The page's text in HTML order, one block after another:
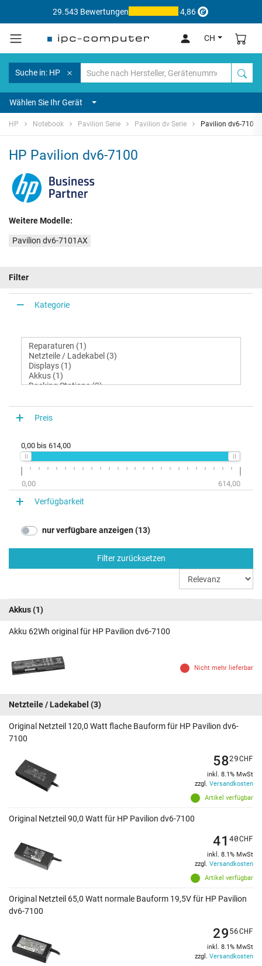
29.543 Bewertungen 4,86
CH
Suche in: HP
Wählen Sie Ihr Gerät
HP Notebook Pavilion Serie Pavilion dv Serie Pavilion dv6-7100
HP Pavilion dv6-7100
Weitere Modelle:
Pavilion dv6-7101AX
Filter
Kategorie
Preis
0,00 bis 614,00
0,00 614,00
Verfügbarkeit
nur verfügbare anzeigen (13)
Filter zurücksetzen
Akkus(1)
Akku 62Wh original für HP Pavilion dv6-7100
Nicht mehr lieferbar
Netzteile / Ladekabel (3)
Original Netzteil 120,0 Watt flache Bauform für HP Pavilion dv6-
7100
Artikel verfügbar
5829CHF
inkl. 8.1% MwSt
zzgl. Versandkosten
Original Netzteil 90,0 Watt für HP Pavilion dv6-7100
Artikel verfügbar
41 40CHF
inkl. 8.1% MwSt
zzgl. Versandkosten
Original Netzteil 65,0 Watt normale Bauform 19,5V für HP Pavilion
dv6-7100
2956CHF
inkl. 8.1% MwSt
zzgl. Versandkosten